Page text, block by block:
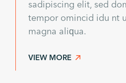
sadipiscing elit, sed
tempor omincid idu nt
magna aliqua.
VIEW MORE